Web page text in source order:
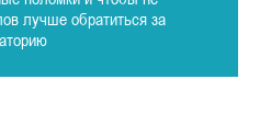
лучше обратиться за